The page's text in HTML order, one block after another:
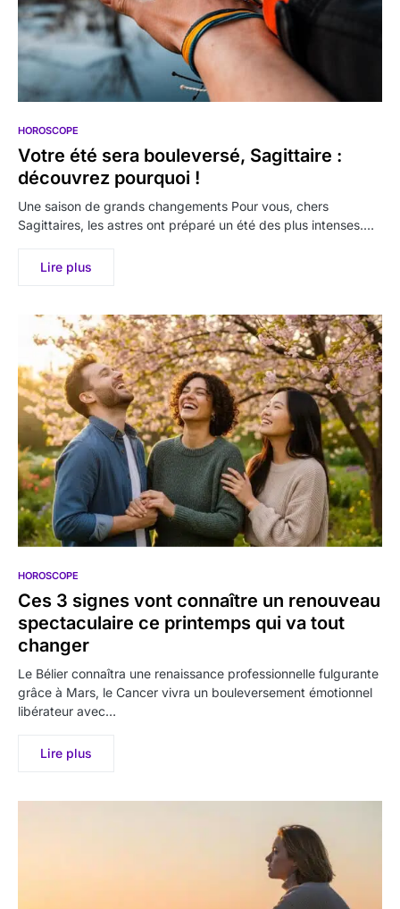
HOROSCOPE
Votre été sera bouleversé, Sagittaire :
découvrez pourquoi !
Une saison de grands changements Pour vous, chers
Sagittaires, les astres ont préparé un été des plus intenses.…
Lire plus
HOROSCOPE
Ces 3 signes vont connaître un renouveau
spectaculaire ce printemps qui va tout
changer
Le Bélier connaîtra une renaissance professionnelle fulgurante
grâce à Mars, le Cancer vivra un bouleversement émotionnel
libérateur avec…
Lire plus